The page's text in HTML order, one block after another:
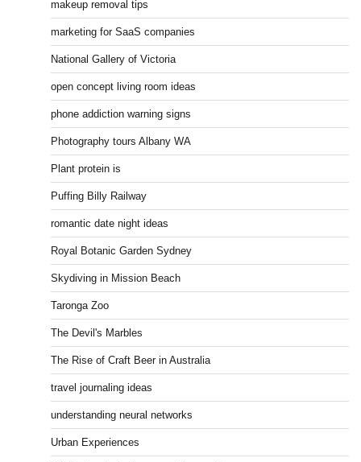
makeup removal tips
marketing for SaaS companies
National Gallery of Victoria
open concept living room ideas
phone addiction warning signs
Photography tours Albany WA
Plant protein is
Puffing Billy Railway
romantic date night ideas
Royal Botanic Garden Sydney
Skydiving in Mission Beach
Taronga Zoo
The Devil's Marbles
The Rise of Craft Beer in Australia
travel journaling ideas
understanding neural networks
Urban Experiences